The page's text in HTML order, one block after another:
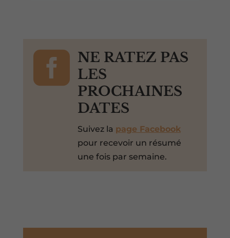

NE RATEZ PAS
LES
PROCHAINES
DATES
Suivez la page Facebook
pour recevoir un résumé
une fois par semaine.